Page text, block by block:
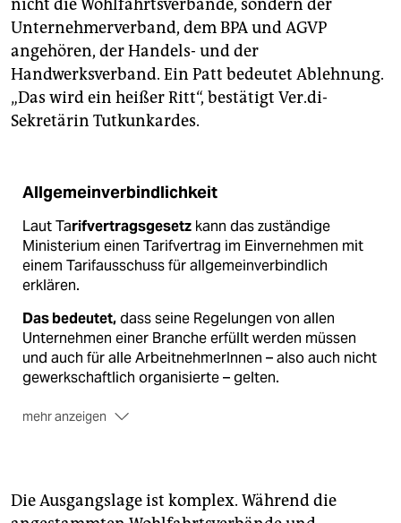
nicht die Wohlfahrtsverbände, sondern der
Unternehmerverband, dem BPA und AGVP
angehören, der Handels- und der
Handwerksverband. Ein Patt bedeutet Ablehnung.
„Das wird ein heißer Ritt“, bestätigt Ver.di-
Sekretärin Tutkunkardes.
Allgemeinverbindlichkeit
Laut Tarifvertragsgesetz kann das zuständige
Ministerium einen Tarifvertrag im Einvernehmen mit
einem Tarifausschuss für allgemeinverbindlich
erklären.
Das bedeutet,dass seine Regelungen von allen
Unternehmen einer Branche erfüllt werden müssen
und auch für alle ArbeitnehmerInnen – also auch nicht
gewerkschaftlich organisierte – gelten.
mehr anzeigen
mittlerweile, dass er in ihm „überwiegende Bedeutung
erlangt hat“.
Die Ausgangslage ist komplex. Während die